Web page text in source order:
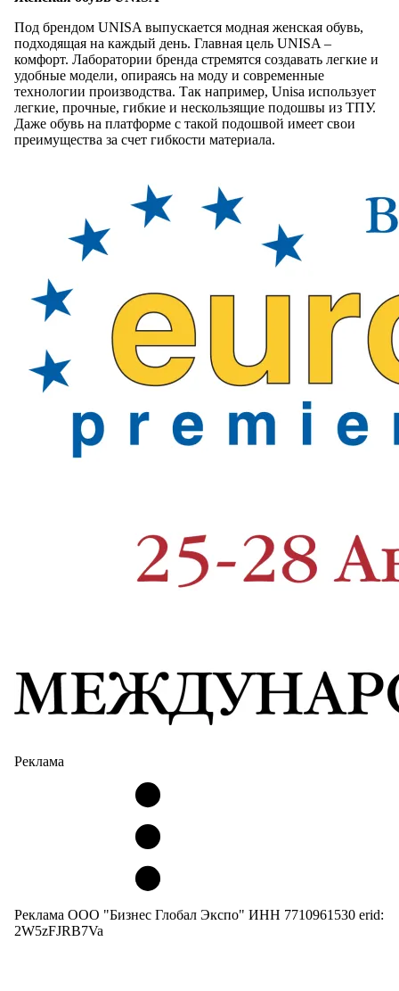
Под брендом UNISA выпускается модная женская обувь,
подходящая на каждый день. Главная цель UNISA –
комфорт. Лаборатории бренда стремятся создавать легкие и
удобные модели, опираясь на моду и современные
технологии производства. Так например, Unisa использует
легкие, прочные, гибкие и нескользящие подошвы из ТПУ.
Даже обувь на платформе c такой подошвой имеет свои
преимущества за счет гибкости материала.
Реклама
Реклама ООО "Бизнес Глобал Экспо" ИНН 7710961530 erid:
2W5zFJRB7Va